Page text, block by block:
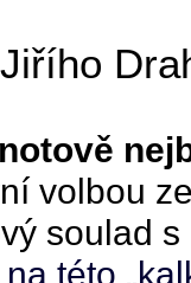
volbou
soulad
na této